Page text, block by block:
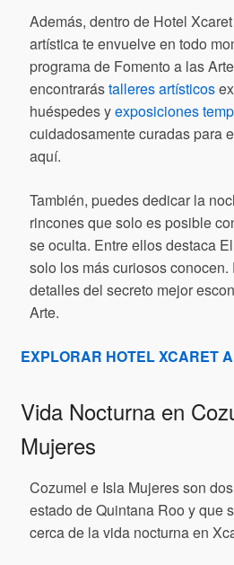
Además, dentro de Hotel
artística te envuelve en todo
programa de Fomento a las
encontrarástalleres artísticos
huéspedes yexposiciones
cuidadosamente curadas para
aquí.
También, puedes dedicar la
rincones que solo es posible
se oculta. Entre ellos destaca
solo los más curiosos
detalles del secreto mejor
Arte.
EXPLORAR HOTEL XCARET
Vida Nocturna en
Mujeres
Cozumel e Isla Mujeres son
estado de Quintana Roo y que
cerca de la vida nocturna en